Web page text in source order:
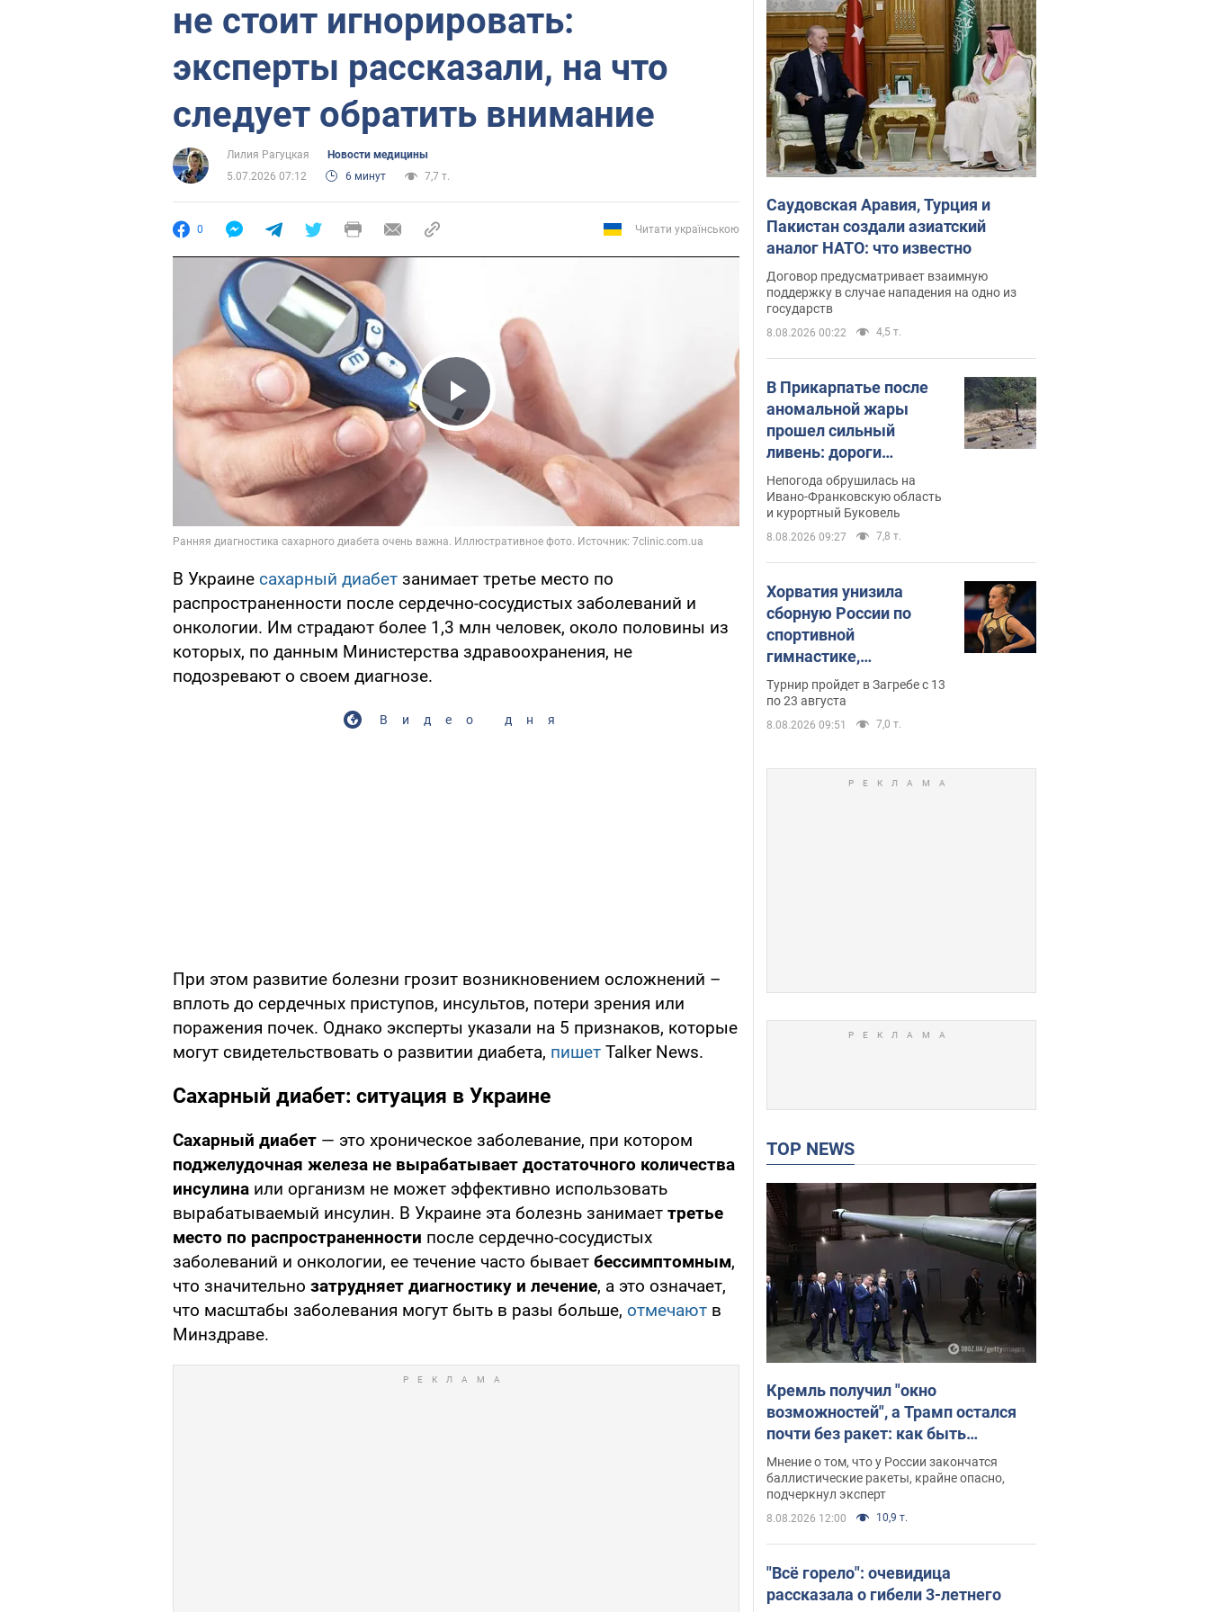
не стоит игнорировать:
эксперты рассказали, на что
следует обратить внимание
Лилия Рагуцкая
Новости медицины
5.07.2026 07:12
6 минут 7,7 т.
0 Читати українською
Play Video
В Украине сахарный диабет занимает третье место по
распространенности после сердечно-сосудистых заболеваний и
онкологии. Им страдают более 1,3 млн человек, около половины из
которых, по данным Министерства здравоохранения, не
подозревают о своем диагнозе.
Видео дня
При этом развитие болезни грозит возникновением осложнений –
вплоть до сердечных приступов, инсультов, потери зрения или
поражения почек. Однако эксперты указали на 5 признаков, которые
могут свидетельствовать о развитии диабета, пишет Talker News.
Сахарный диабет: ситуация в Украине
Сахарный диабет — это хроническое заболевание, при котором
поджелудочная железа не вырабатывает достаточного количества
инсулина или организм не может эффективно использовать
вырабатываемый инсулин. В Украине эта болезнь занимает третье
место по распространенности после сердечно-сосудистых
заболеваний и онкологии, ее течение часто бывает бессимптомным,
что значительно затрудняет диагностику и лечение, а это означает,
что масштабы заболевания могут быть в разы больше, отмечают в
Минздраве.
Саудовская Аравия, Турция и
Пакистан создали азиатский
аналог НАТО: что известно
Договор предусматривает взаимную
поддержку в случае нападения на одно из
государств
8.08.2026 00:22 4,5 т.
В Прикарпатье после
аномальной жары
прошел сильный
ливень: дороги
превратились в реки.
Видео
Непогода обрушилась на
Ивано-Франковскую область
и курортный Буковель
8.08.2026 09:27 7,8 т.
Хорватия унизила
сборную России по
спортивной
гимнастике,
официально не пустив
на чемпионат Европы
основных спортсменов
Турнир пройдет в Загребе с 13
по 23 августа
8.08.2026 09:51 7,0 т.
TOP NEWS
Кремль получил "окно
возможностей", а Трамп остался
почти без ракет: как быть
Украине? Интервью с Мельником
Мнение о том, что у России закончатся
баллистические ракеты, крайне опасно,
подчеркнул эксперт
8.08.2026 12:00 10,9 т.
"Всё горело": очевидица
рассказала о гибели 3-летнего